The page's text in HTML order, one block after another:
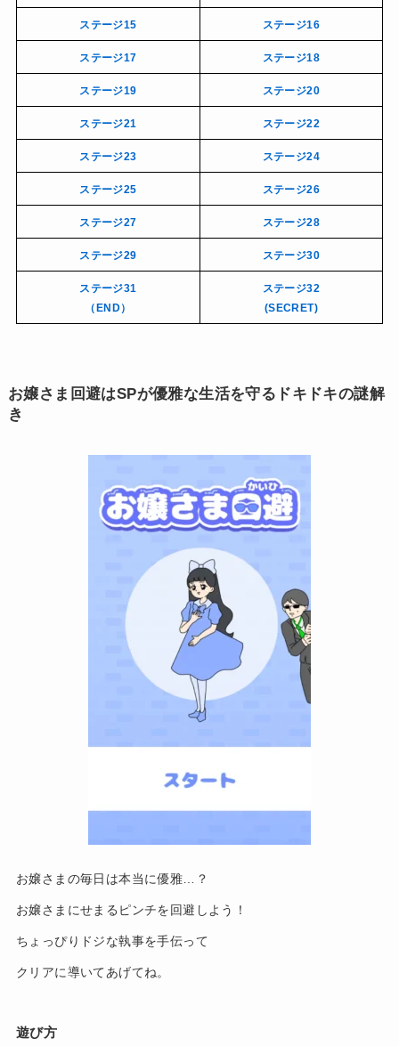
ステージ15 ステージ16
ステージ17 ステージ18
ステージ19 ステージ20
ステージ21 ステージ22
ステージ23 ステージ24
ステージ25 ステージ26
ステージ27 ステージ28
ステージ29 ステージ30
ステージ31
（END）
ステージ32
(SECRET)
お嬢さま回避はSPが優雅な生活を守るドキドキの謎解
き
お嬢さまの毎日は本当に優雅…？
お嬢さまにせまるピンチを回避しよう！
ちょっぴりドジな執事を手伝って
クリアに導いてあげてね。
遊び方